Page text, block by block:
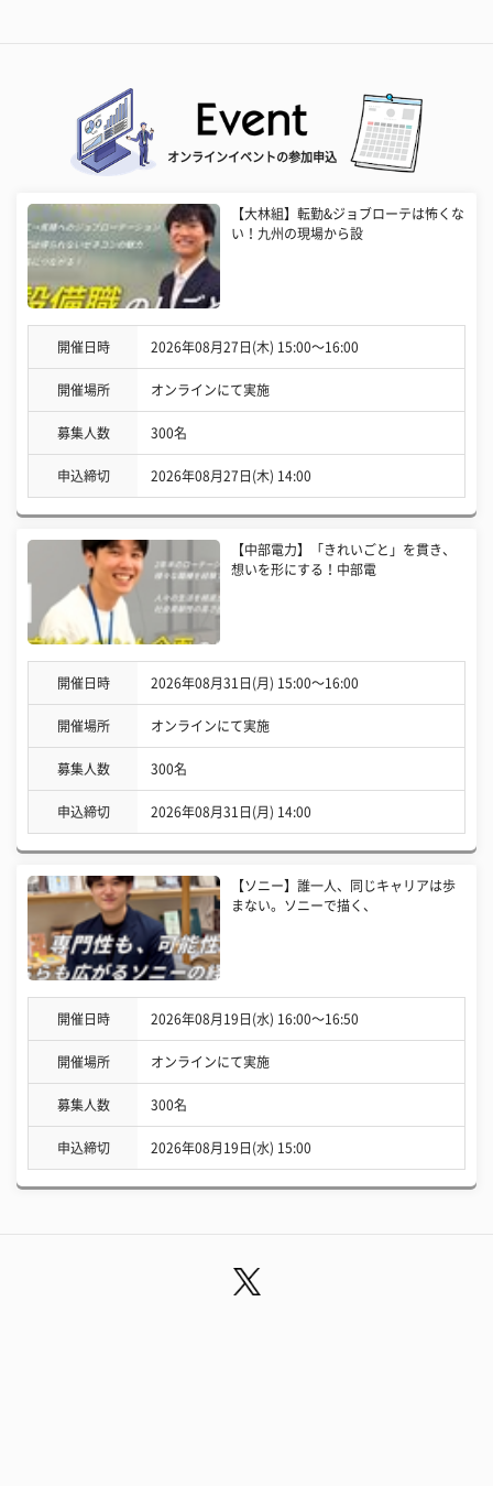
オンラインイベントの参加申込
【大林組】転勤&ジョブローテは怖くな
い！九州の現場から設
開催日時 2026年08月27日(木) 15:00〜16:00
開催場所 オンラインにて実施
募集人数 300名
申込締切 2026年08月27日(木) 14:00
【中部電力】「きれいごと」を貫き、
想いを形にする！中部電
開催日時 2026年08月31日(月) 15:00〜16:00
開催場所 オンラインにて実施
募集人数 300名
申込締切 2026年08月31日(月) 14:00
【ソニー】誰一人、同じキャリアは歩
まない。ソニーで描く、
開催日時 2026年08月19日(水) 16:00〜16:50
開催場所 オンラインにて実施
募集人数 300名
申込締切 2026年08月19日(水) 15:00